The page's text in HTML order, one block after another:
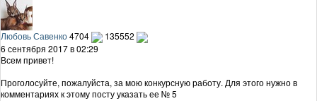
Любовь Савенко4704
135552
6 сентября 2017 в 02:29
Всем привет!
Проголосуйте, пожалуйста, за мою конкурсную работу. Для этого нужно в
комментариях к этому посту указать ее № 5